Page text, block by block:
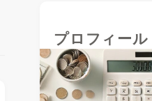
プロフィール